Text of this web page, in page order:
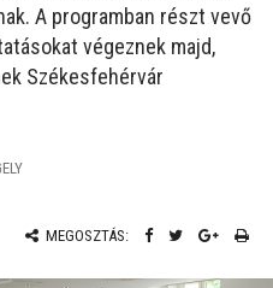
A programban részt vevő
végeznek majd,
Székesfehérvár
MEGOSZTÁS: